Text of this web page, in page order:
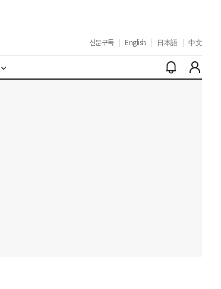
신문구독 English 日本語 中文